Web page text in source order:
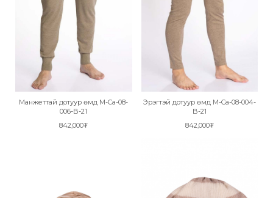
Манжеттай дотуур өмд M-Ca-08-
006-B-21
842,000₮
Эрэгтэй дотуур өмд M-Ca-08-004-
B-21
842,000₮